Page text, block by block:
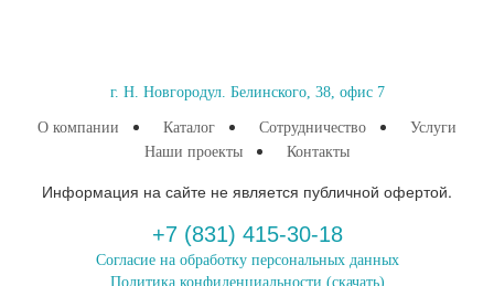
г. Н. Новгородул. Белинского, 38, офис 7
О компании Каталог Сотрудничество
Услуги
Наши проекты
Контакты
Информация на сайте не является публичной офертой.
+7 (831) 415-30-18
Согласие на обработку персональных данных
Политика конфиденциальности (скачать)